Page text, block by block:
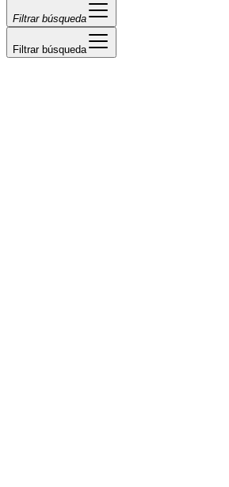
Filtrar búsqueda
Filtrar búsqueda